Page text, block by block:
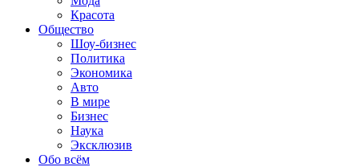
Красота
Общество
Шоу-бизнес
Политика
Экономика
Авто
В мире
Бизнес
Наука
Эксклюзив
Обо всём